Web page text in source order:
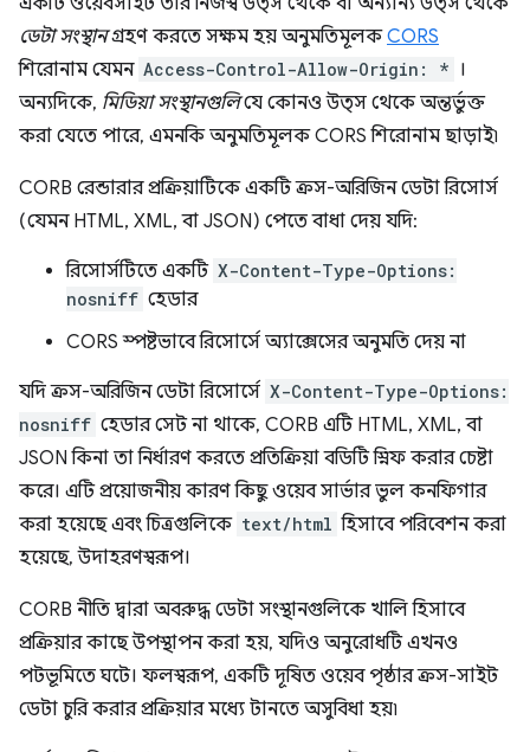
ডেটা সংস্থানগ্রহণ করতে সক্ষম হয় অনুমতিমূলকCORS
শিরোনাম যেমন Access-Control-Allow-Origin: * ।
অন্যদিকে, মিডিয়া সংস্থানগুলিযে কোনও উত্স থেকে অন্তর্ভুক্ত
করা যেতে পারে, এমনকি অনুমতিমূলক CORS শিরোনাম ছাড়াই৷
CORB রেন্ডারার প্রক্রিয়াটিকে একটি ক্রস-অরিজিন ডেটা রিসোর্স
(যেমন HTML, XML, বা JSON) পেতে বাধা দেয় যদি:
রিসোর্সটিতে একটি X-Content-Type-Options:
nosniff হেডার
CORS স্পষ্টভাবে রিসোর্সে অ্যাক্সেসের অনুমতি দেয় না
যদি ক্রস-অরিজিন ডেটা রিসোর্সে X-Content-Type-Options:
nosniff হেডার সেট না থাকে, CORB এটি HTML, XML, বা
JSON কিনা তা নির্ধারণ করতে প্রতিক্রিয়া বডিটি স্নিফ করার চেষ্টা
করে। এটি প্রয়োজনীয় কারণ কিছু ওয়েব সার্ভার ভুল কনফিগার
করা হয়েছে এবং চিত্রগুলিকে text/html হিসাবে পরিবেশন করা
হয়েছে, উদাহরণস্বরূপ।
CORB নীতি দ্বারা অবরুদ্ধ ডেটা সংস্থানগুলিকে খালি হিসাবে
প্রক্রিয়ার কাছে উপস্থাপন করা হয়, যদিও অনুরোধটি এখনও
পটভূমিতে ঘটে। ফলস্বরূপ, একটি দূষিত ওয়েব পৃষ্ঠার ক্রস-সাইট
ডেটা চুরি করার প্রক্রিয়ার মধ্যে টানতে অসুবিধা হয়৷